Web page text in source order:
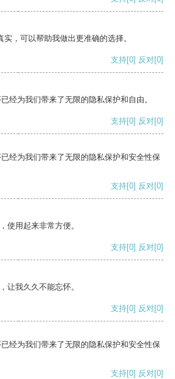
，可以帮助我做出更准确的选择。
支持[0] 反对[0]
经为我们带来了无限的隐私保护和自由。
支持[0] 反对[0]
经为我们带来了无限的隐私保护和安全性保
支持[0] 反对[0]
使用起来非常方便。
支持[0] 反对[0]
让我久久不能忘怀。
支持[0] 反对[0]
经为我们带来了无限的隐私保护和安全性保
支持[0] 反对[0]